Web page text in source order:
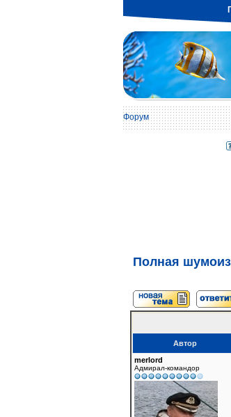
Форум
Полная
Автор
merlord
Адмирал-командор